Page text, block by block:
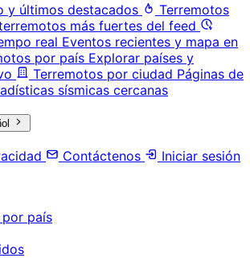
y últimos destacados
Terremotos
más fuertes del feed
real Eventos recientes y mapa en
por país Explorar países y
Terremotos por ciudad Páginas de
sísmicas cercanas
Contáctenos
Iniciar sesión
país